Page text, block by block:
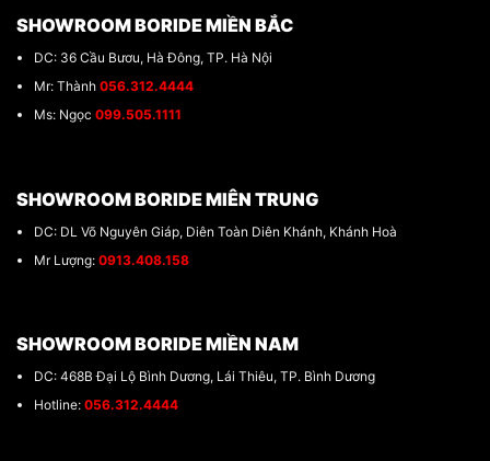
SHOWROOM BORIDE MIỀN BẮC
DC: 36 Cầu Bươu, Hà Đông, TP. Hà Nội
Mr: Thành 056.312.4444
Ms: Ngọc 099.505.1111
SHOWROOM BORIDE MIÊN TRUNG
DC: DL Võ Nguyên Giáp, Diên Toàn Diên Khánh, Khánh Hoà
Mr Lượng: 0913.408.158
SHOWROOM BORIDE MIỀN NAM
DC: 468B Đại Lộ Bình Dương, Lái Thiêu, TP. Bình Dương
Hotline: 056.312.4444